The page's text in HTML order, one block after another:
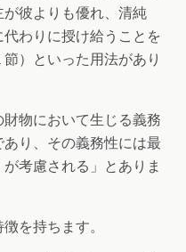
彼よりも優れ、清純
わりに授け給うことを
）といった用法があり
物において生じる義務
り、その義務性には最
考慮される」とありま
を持ちます。